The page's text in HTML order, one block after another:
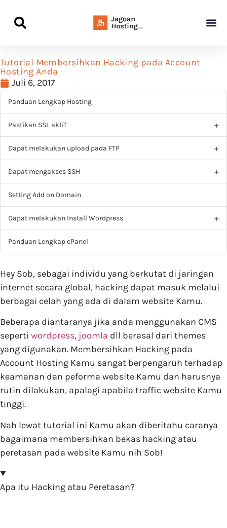
Tutorial Membersihkan Hacking pada Account
Hosting Anda
Juli 6, 2017
Panduan Lengkap Hosting
Pastikan SSL aktif
Dapat melakukan upload pada FTP
Dapat mengakses SSH
Setting Add on Domain
Dapat melakukan Install Wordpress
Panduan Lengkap cPanel
Hey Sob, sebagai individu yang berkutat di jaringan
internet secara global, hacking dapat masuk melalui
berbagai celah yang ada di dalam website Kamu.
Beberapa diantaranya jika anda menggunakan CMS
seperti wordpress, joomla dll berasal dari themes
yang digunakan. Membersihkan Hacking pada
Account Hosting Kamu sangat berpengaruh terhadap
keamanan dan peforma website Kamu dan harusnya
rutin dilakukan, apalagi apabila traffic website Kamu
tinggi.
Nah lewat tutorial ini Kamu akan diberitahu caranya
bagaimana membersihkan bekas hacking atau
peretasan pada website Kamu nih Sob!
Apa itu Hacking atau Peretasan?